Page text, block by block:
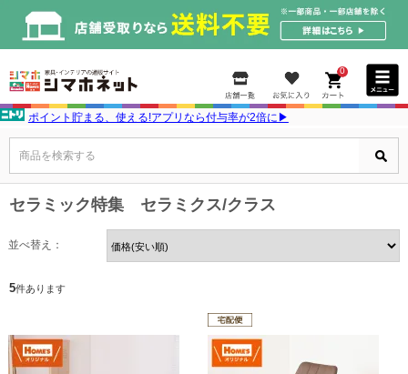
0
ポイント貯まる、使える!アプリなら付与率が2倍に▶
商品を検索する
セラミック特集 セラミクス/クラス
並べ替え：
5件あります